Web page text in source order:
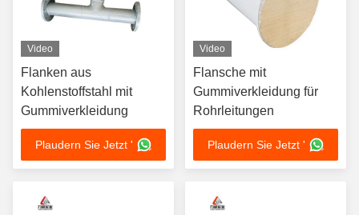
Video
Flanken aus
Kohlenstoffstahl mit
Gummiverkleidung
Plaudern Sie Jetzt '
Video
Flansche mit
Gummiverkleidung für
Rohrleitungen
Plaudern Sie Jetzt '